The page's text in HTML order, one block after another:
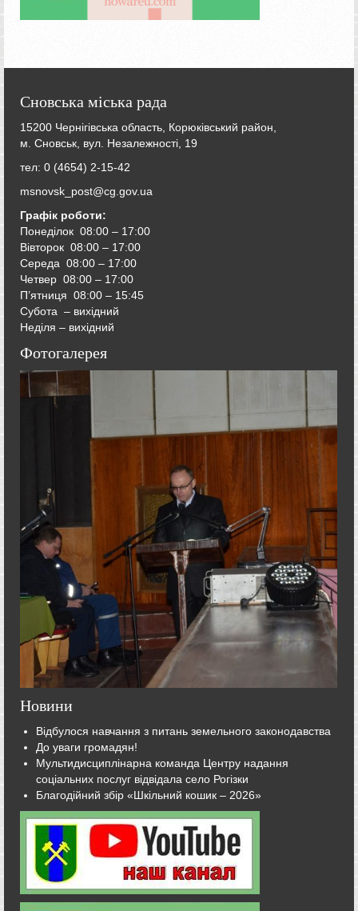
Сновська міська рада
15200 Чернігівська область, Корюківський район,
м. Сновськ, вул. Незалежності, 19
тел: 0 (4654) 2-15-42
msnovsk_post@cg.gov.ua
Графік роботи:
Понеділок 08:00 – 17:00
Вівторок 08:00 – 17:00
Середа 08:00 – 17:00
Четвер 08:00 – 17:00
П’ятниця 08:00 – 15:45
Субота – вихідний
Неділя – вихідний
Фотогалерея
Новини
Відбулося навчання з питань земельного законодавства
До уваги громадян!
Мультидисциплінарна команда Центру надання
соціальних послуг відвідала село Рогізки
Благодійний збір «Шкільний кошик – 2026»